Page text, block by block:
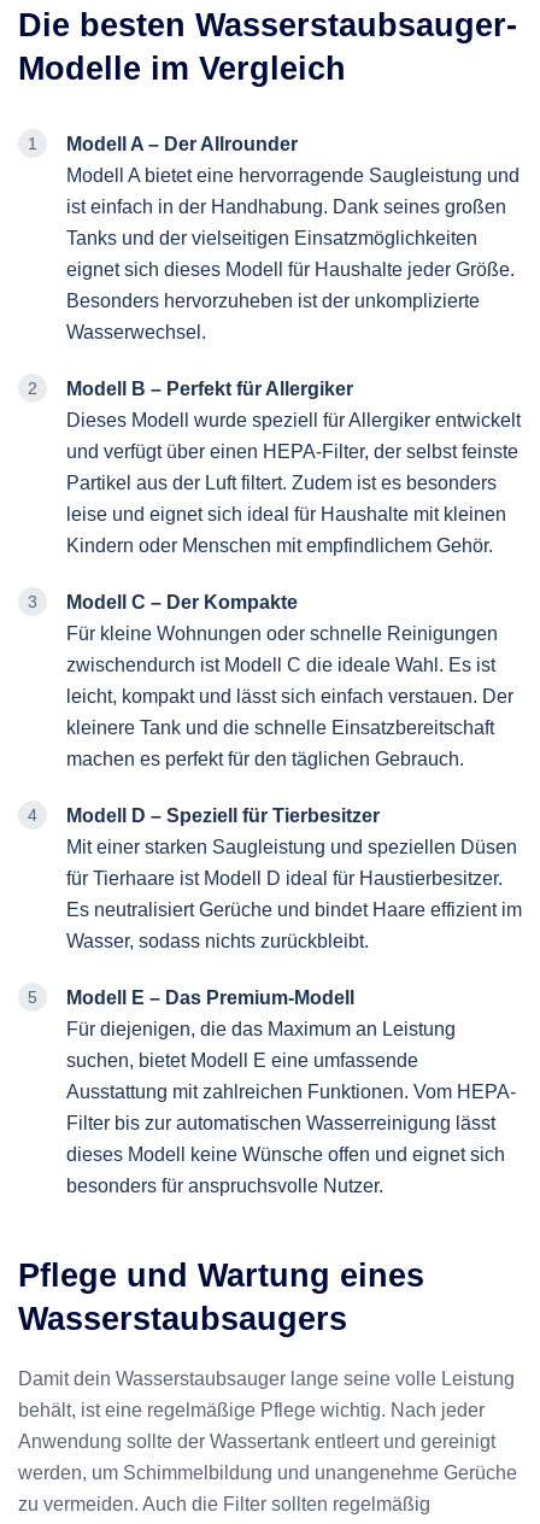
Die besten Wasserstaubsauger-
Modelle im Vergleich
Modell A – Der Allrounder
Modell A bietet eine hervorragende Saugleistung und
ist einfach in der Handhabung. Dank seines großen
Tanks und der vielseitigen Einsatzmöglichkeiten
eignet sich dieses Modell für Haushalte jeder Größe.
Besonders hervorzuheben ist der unkomplizierte
Wasserwechsel.
Modell B – Perfekt für Allergiker
Dieses Modell wurde speziell für Allergiker entwickelt
und verfügt über einen HEPA-Filter, der selbst feinste
Partikel aus der Luft filtert. Zudem ist es besonders
leise und eignet sich ideal für Haushalte mit kleinen
Kindern oder Menschen mit empfindlichem Gehör.
Modell C – Der Kompakte
Für kleine Wohnungen oder schnelle Reinigungen
zwischendurch ist Modell C die ideale Wahl. Es ist
leicht, kompakt und lässt sich einfach verstauen. Der
kleinere Tank und die schnelle Einsatzbereitschaft
machen es perfekt für den täglichen Gebrauch.
Modell D – Speziell für Tierbesitzer
Mit einer starken Saugleistung und speziellen Düsen
für Tierhaare ist Modell D ideal für Haustierbesitzer.
Es neutralisiert Gerüche und bindet Haare effizient im
Wasser, sodass nichts zurückbleibt.
Modell E – Das Premium-Modell
Für diejenigen, die das Maximum an Leistung
suchen, bietet Modell E eine umfassende
Ausstattung mit zahlreichen Funktionen. Vom HEPA-
Filter bis zur automatischen Wasserreinigung lässt
dieses Modell keine Wünsche offen und eignet sich
besonders für anspruchsvolle Nutzer.
Pflege und Wartung eines
Wasserstaubsaugers
Damit dein Wasserstaubsauger lange seine volle Leistung
behält, ist eine regelmäßige Pflege wichtig. Nach jeder
Anwendung sollte der Wassertank entleert und gereinigt
werden, um Schimmelbildung und unangenehme Gerüche
zu vermeiden. Auch die Filter sollten regelmäßig